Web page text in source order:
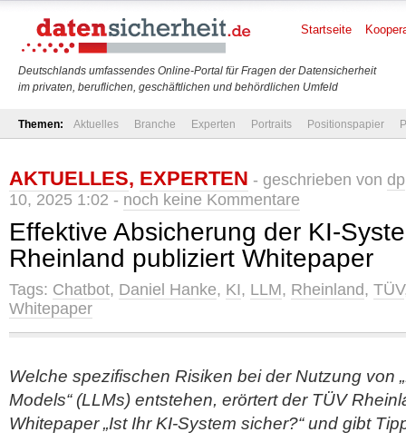
Deutschlands umfassendes Online-Portal für Fragen der Datensicherheit
im privaten, beruflichen, geschäftlichen und behördlichen Umfeld
Startseite
Themen: Aktuelles Branche Experten Portraits Positionspapier
AKTUELLES, EXPERTEN - geschrieben von dp
10, 2025 1:02 - noch keine Kommentare
Effektive Absicherung der KI-
Rheinland publiziert Whitepaper
Tags: Chatbot, Daniel Hanke, KI, LLM, Rheinland, TÜV
Whitepaper
Welche spezifischen Risiken bei der Nutzung von
Models“ (LLMs) entstehen, erörtert der TÜV
Whitepaper „Ist Ihr KI-System sicher?“ und gibt